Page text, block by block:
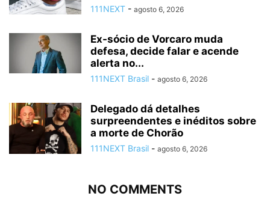
111NEXT - agosto 6, 2026
Ex-sócio de Vorcaro muda
defesa, decide falar e acende
alerta no...
111NEXT Brasil - agosto 6, 2026
Delegado dá detalhes
surpreendentes e inéditos sobre
a morte de Chorão
111NEXT Brasil - agosto 6, 2026
NO COMMENTS